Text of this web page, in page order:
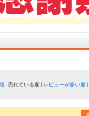
売れている順 レビューが多い順